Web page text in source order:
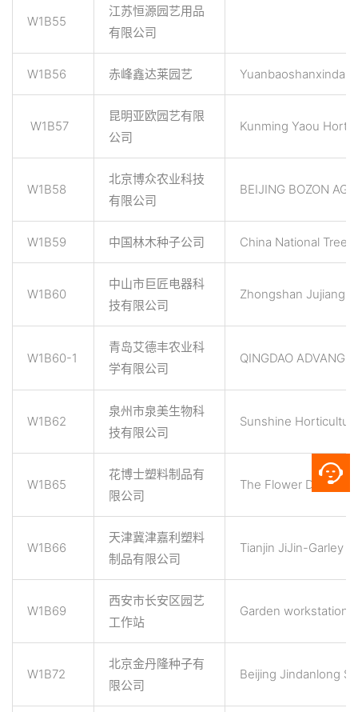
W1B55
江苏恒源园艺用品
有限公司
W1B56 赤峰鑫达莱园艺
W1B57
昆明亚欧园艺有限
公司
Kunming Yaou
W1B58
北京博众农业科技
有限公司
BEIJING BOZON
W1B59 中国林木种子公司 China National Tree
W1B60
中山市巨匠电器科
技有限公司
Zhongshan Jujiang
W1B60-1
青岛艾德丰农业科
学有限公司
QINGDAO
W1B62
泉州市泉美生物科
技有限公司
Sunshine
W1B65
花博士塑料制品有
限公司
The Flower Dr
W1B66
天津冀津嘉利塑料
制品有限公司
Tianjin JiJin-Garley
W1B69
西安市长安区园艺
工作站
Garden workstation,
W1B72
北京金丹隆种子有
限公司
Beijing Jindanlong